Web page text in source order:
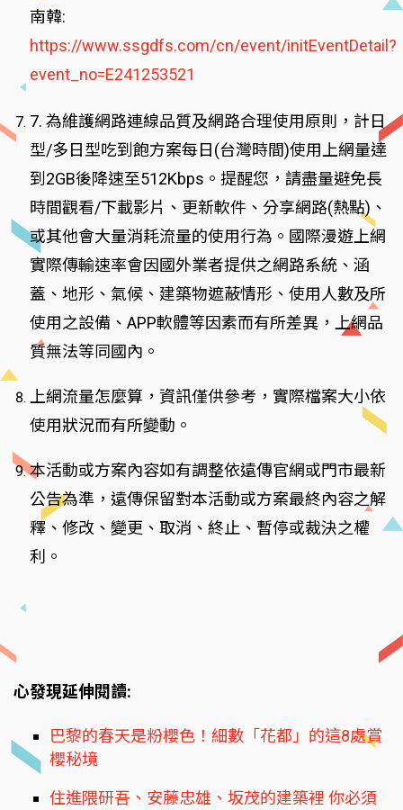
南韓:
https://www.ssgdfs.com/cn/event/initEventDetail?
event_no=E241253521
7. 為維護網路連線品質及網路合理使用原則，計日
型/多日型吃到飽方案每日(台灣時間)使用上網量達
到2GB後降速至512Kbps。提醒您，請盡量避免長
時間觀看/下載影片、更新軟件、分享網路(熱點)、
或其他會大量消耗流量的使用行為。國際漫遊上網
實際傳輸速率會因國外業者提供之網路系統、涵
蓋、地形、氣候、建築物遮蔽情形、使用人數及所
使用之設備、APP軟體等因素而有所差異，上網品
質無法等同國內。
上網流量怎麼算，資訊僅供參考，實際檔案大小依
使用狀況而有所變動。
本活動或方案內容如有調整依遠傳官網或門市最新
公告為準，遠傳保留對本活動或方案最終內容之解
釋、修改、變更、取消、終止、暫停或裁決之權
利。
心發現延伸閱讀:
巴黎的春天是粉櫻色！細數「花都」的這8處賞
櫻秘境
住進隈研吾、安藤忠雄、坂茂的建築裡 你必須